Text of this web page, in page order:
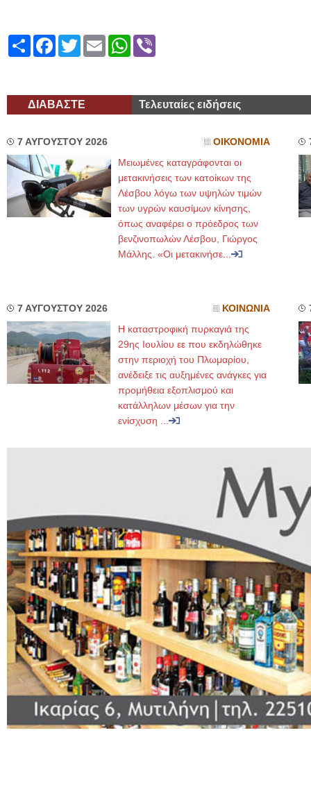
ShareFacebook
TwitterEmailWhatsApp
ΔΙΑΒΑΣΤΕ Τελευταίες ειδήσεις
7 ΑΥΓΟΥΣΤΟΥ 2026 ΟΙΚΟΝΟΜΙΑ
Μειωμένες καταγράφονται οι
μετακινήσεις των κατοίκων της
Λέσβου λόγω των υψηλών τιμών
των υγρών καυσίμων κίνησης,
όπως αναφέρει ο πρόεδρος των
βενζινοπωλών Λέσβου, Γιώργος
Μάλλης. «Οι μετακινήσε...
7 ΑΥΓΟΥΣΤΟΥ 2026 ΚΟΙΝΩΝΙΑ
Η καταστροφική πυρκαγιά της
29ης Ιουλίου εε που εκδηλώθηκε
στην περιοχή του Πλωμαρίου,
ανέδειξε τις αυξημένες ανάγκες για
προμήθεια εξοπλισμού και
κατάλληλων μέσων για την
ενίσχυση ...